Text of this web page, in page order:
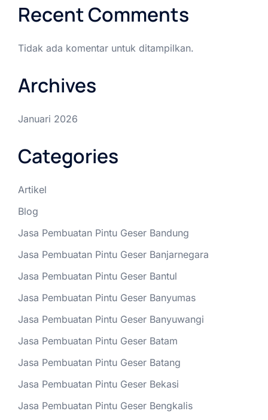
Recent Comments
Tidak ada komentar untuk ditampilkan.
Archives
Januari 2026
Categories
Artikel
Blog
Jasa Pembuatan Pintu Geser Bandung
Jasa Pembuatan Pintu Geser Banjarnegara
Jasa Pembuatan Pintu Geser Bantul
Jasa Pembuatan Pintu Geser Banyumas
Jasa Pembuatan Pintu Geser Banyuwangi
Jasa Pembuatan Pintu Geser Batam
Jasa Pembuatan Pintu Geser Batang
Jasa Pembuatan Pintu Geser Bekasi
Jasa Pembuatan Pintu Geser Bengkalis